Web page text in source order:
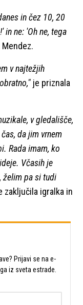
in čez 10, 20
in ne: 'Oh ne, tega
Mendez.
v najtežjih
je priznala
v gledališče,
da jim vrnem
Rada imam, ko
Včasih je
želim pa si tudi
zaključila igralka in
Prijavi se na e-
iz sveta estrade.